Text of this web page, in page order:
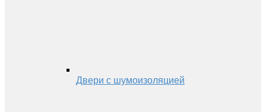
Двери с шумоизоляцией